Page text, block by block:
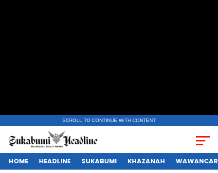
SCROLL TO CONTINUE WITH CONTENT
HOME HEADLINE SUKABUMI KHAZANAH